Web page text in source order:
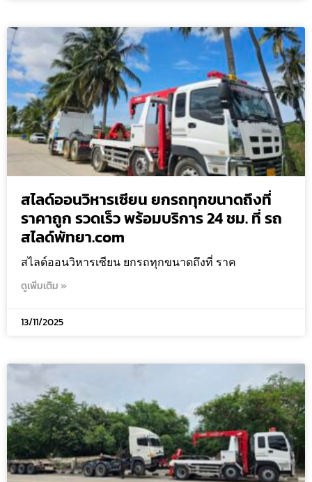
สไลด์ออนวิหารเซียน ยกรถทุกขนาดถึงที่
ราคาถูก รวดเร็ว พร้อมบริการ 24 ชม. ที่ รถ
สไลด์พัทยา.com
สไลด์ออนวิหารเซียน ยกรถทุกขนาดถึงที่ ราค
ดูเพิ่มเติม »
13/11/2025